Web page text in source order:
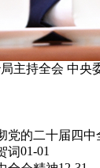
主持全会 中
党的二十届四
词01-01